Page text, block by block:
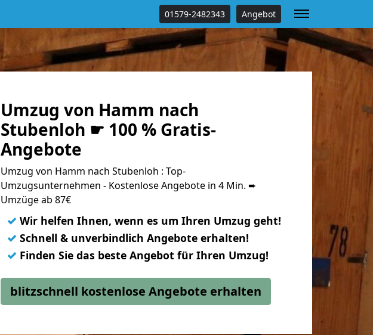
01579-2482343 Angebot
Umzug von Hamm nach
Stubenloh ☛ 100 % Gratis-
Angebote
Umzug von Hamm nach Stubenloh : Top-
Umzugsunternehmen - Kostenlose Angebote in 4 Min. ➨
Umzüge ab 87€
✓ Wir helfen Ihnen, wenn es um Ihren Umzug geht!
✓ Schnell & unverbindlich Angebote erhalten!
✓ Finden Sie das beste Angebot für Ihren Umzug!
blitzschnell kostenlose Angebote erhalten